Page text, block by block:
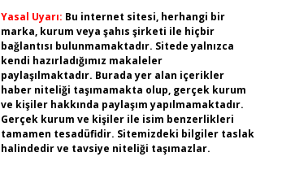
Yasal Uyarı: Bu internet sitesi, herhangi bir
marka, kurum veya şahıs şirketi ile hiçbir
bağlantısı bulunmamaktadır. Sitede yalnızca
kendi hazırladığımız makaleler
paylaşılmaktadır. Burada yer alan içerikler
haber niteliği taşımamakta olup, gerçek kurum
ve kişiler hakkında paylaşım yapılmamaktadır.
Gerçek kurum ve kişiler ile isim benzerlikleri
tamamen tesadüfidir. Sitemizdeki bilgiler taslak
halindedir ve tavsiye niteliği taşımazlar.